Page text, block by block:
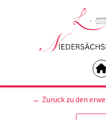
← Zurück zu den